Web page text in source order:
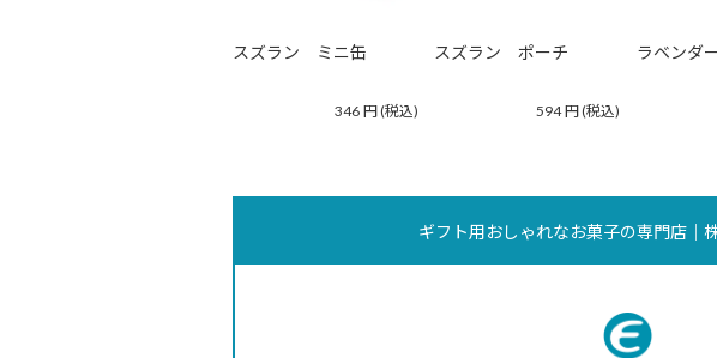
スズラン ミニ缶
346円(税込)
スズラン ポーチ
594円(税込)
ラベンダ
ギフト用おしゃれなお菓子の専門店｜